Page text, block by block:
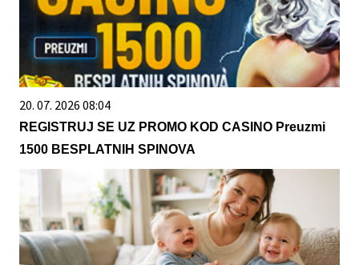
20. 07. 2026 08:04
REGISTRUJ SE UZ PROMO KOD CASINO Preuzmi
1500 BESPLATNIH SPINOVA